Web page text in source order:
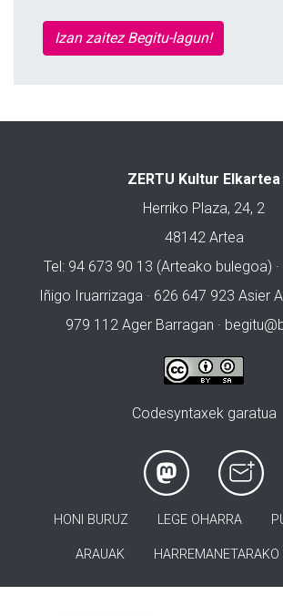
Izan zaitez Begitu-lagun!
ZERTU Kultur Elkartea
Herriko Plaza, 24, 2
48142 Artea
Tel: 94 673 90 13 (Arteako bulegoa)
Iñigo Iruarrizaga · 626 647 923 Asier
979 112 Ager Barragan ·
Codesyntaxek garatua
HONI BURUZ LEGE OHARRA
ARAUAK HARREMANETARAKO